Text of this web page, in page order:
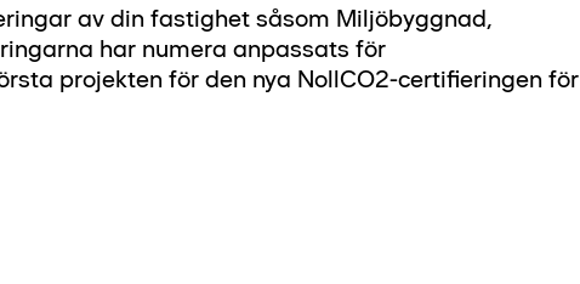
av din fastighet såsom Miljöbyggnad,
har numera anpassats för
projekten för den nya NollCO2-certifieringen för